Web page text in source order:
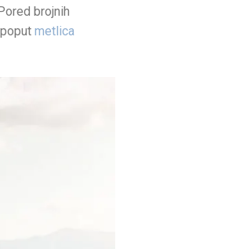
brojnih
poputmetlica